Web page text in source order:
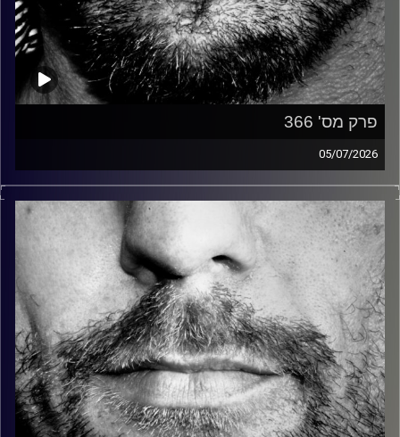
פרק מס' 366
05/07/2026
זיפים, מוזיקה מחוספסת של הופעות חיות. הרבה ג'אם, רוק,
בלוז, bluegrass, ג'אז, Fאנק, פרוגרסיב ואפילו אלקטרוניקה.
כל מה שחי, אמיתי ונושם.
עם שמוליק רגב.
קרדיט תמונות: David Goehring